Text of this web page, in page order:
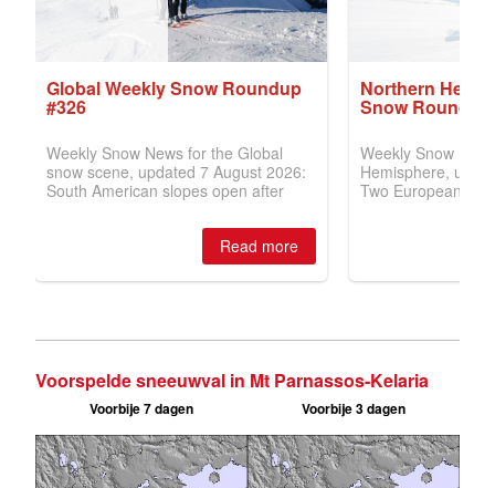
Voorspelde sneeuwval in Mt Parnassos-Kelaria
Voorbije 7 dagen Voorbije 3 dagen